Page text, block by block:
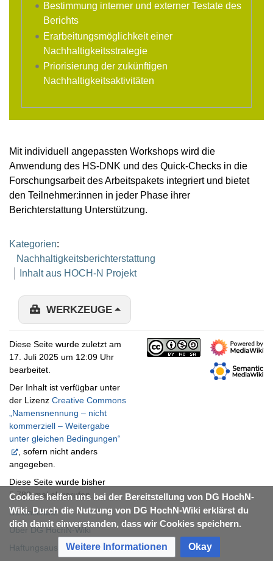
Bestimmung interner und externer Testate des
Berichts
Erarbeitungsmöglichkeit einer
Nachhaltigkeitsstrategie
Priorisierung der zukünftigen
Nachhaltigkeitsaktivitäten
Mit individuell angepassten Workshops wird die
Anwendung des HS-DNK und des Quick-Checks in die
Forschungsarbeit des Arbeitspakets integriert und bietet
den Teilnehmer:innen in jeder Phase ihrer
Berichterstattung Unterstützung.
Cookies helfen uns bei der Bereitstellung von DG HochN-
Wiki. Durch die Nutzung von DG HochN-Wiki erklärst du
dich damit einverstanden, dass wir Cookies speichern.
Weitere Informationen Okay
Kategorien:
Nachhaltigkeitsberichterstattung
Inhalt aus HOCH-N Projekt
WERKZEUGE
Diese Seite wurde zuletzt am
17. Juli 2025 um 12:09 Uhr
bearbeitet.
Der Inhalt ist verfügbar unter
der Lizenz Creative Commons
„Namensnennung – nicht
kommerziell – Weitergabe
unter gleichen Bedingungen“
, sofern nicht anders
angegeben.
Diese Seite wurde bisher
5.780-mal abgerufen.
Datenschutz
Über DG HochN-Wiki
Haftungsausschluss